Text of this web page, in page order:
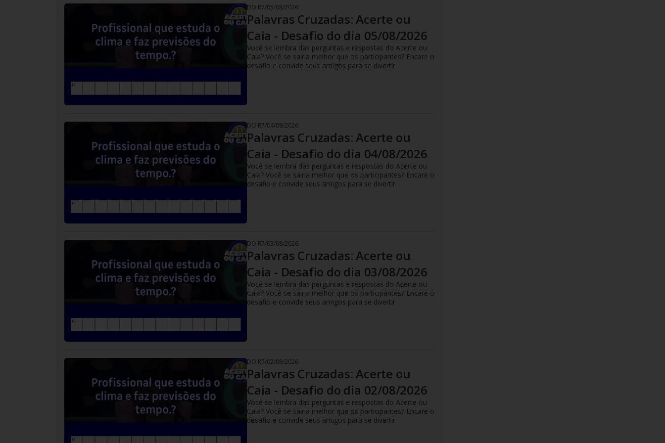
DO R7/05/08/2026
Palavras Cruzadas: Acerte ou
Caia - Desafio do dia 05/08/2026
Você se lembra das perguntas e respostas do Acerte ou
Caia? Você se sairia melhor que os participantes? Encare o
desafio e convide seus amigos para se divertir
DO R7/04/08/2026
Palavras Cruzadas: Acerte ou
Caia - Desafio do dia 04/08/2026
Você se lembra das perguntas e respostas do Acerte ou
Caia? Você se sairia melhor que os participantes? Encare o
desafio e convide seus amigos para se divertir
DO R7/03/08/2026
Palavras Cruzadas: Acerte ou
Caia - Desafio do dia 03/08/2026
Você se lembra das perguntas e respostas do Acerte ou
Caia? Você se sairia melhor que os participantes? Encare o
desafio e convide seus amigos para se divertir
DO R7/02/08/2026
Palavras Cruzadas: Acerte ou
Caia - Desafio do dia 02/08/2026
Você se lembra das perguntas e respostas do Acerte ou
Caia? Você se sairia melhor que os participantes? Encare o
desafio e convide seus amigos para se divertir